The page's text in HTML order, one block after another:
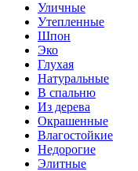
Уличные
Утепленные
Шпон
Эко
Глухая
Натуральные
В спальню
Из дерева
Окрашенные
Влагостойкие
Недорогие
Элитные